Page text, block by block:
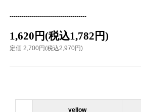
--------------------------------------
1,620円(税込1,782円)
定価 2,700円(税込2,970円)
yellow